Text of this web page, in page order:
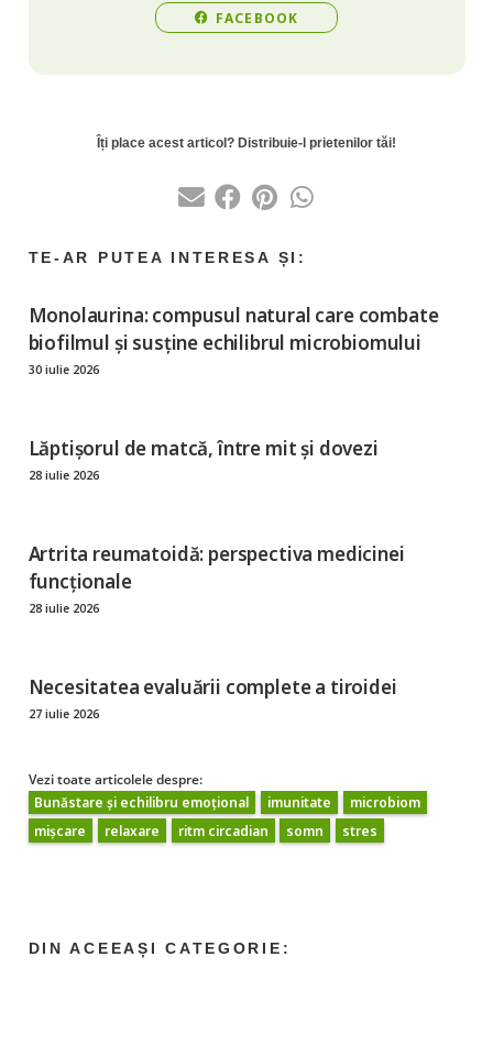
Monolaurina: compusul natural care combate
biofilmul și susține echilibrul microbiomului
30 iulie 2026
Lăptișorul de matcă, între mit și dovezi
28 iulie 2026
Artrita reumatoidă: perspectiva medicinei
funcționale
28 iulie 2026
Necesitatea evaluării complete a tiroidei
27 iulie 2026
Vezi toate articolele despre:
Bunăstare și echilibru emoțional
imunitate
microbiom
mișcare
relaxare ritm circadian somn stres
FACEBOOK